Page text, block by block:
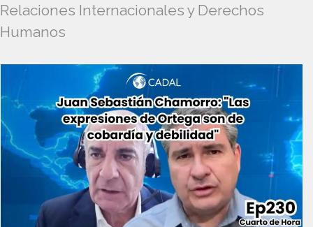
Relaciones Internacionales y Derechos
Humanos